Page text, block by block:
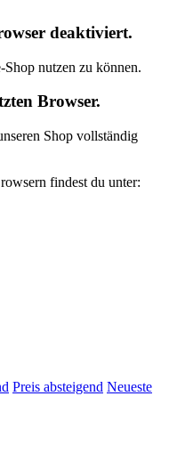
deaktiviert.
nutzen zu können.
Browser.
Shop vollständig
findest du unter:
Preis absteigend Neueste